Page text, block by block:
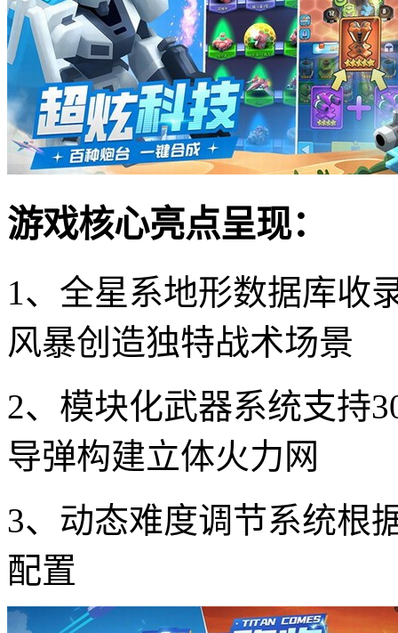
游戏核心亮点呈现：
1、全星系地形数据库收
风暴创造独特战术场景
2、模块化武器系统支持
导弹构建立体火力网
3、动态难度调节系统根
配置